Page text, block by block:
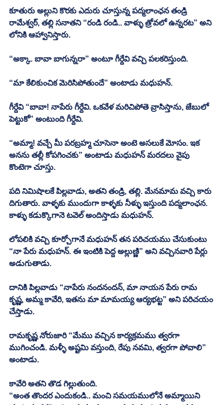
కూతురు అల్లుని కొరకు ఎదురు చూస్తున్న పద్మలాంఛన తండ్రి
రామేశ్వర్, తల్లి సనాతని “రండి రండి.. వాళ్ళు త్రోవలో ఉన్నరట” అని
లోనికి ఆహ్వానిస్తారు.
“అక్కా. బావా బాగున్నరా” అంటూ గీర్దేవి వచ్చి పలకరిస్తుంది.
“మా కేలికుంచిక మెరిసిపోతుందే” అంటాడు మధుహన్.
గీర్దేవి “బావా! నాపేరు గీర్దేవి. ఒకవేళ మరిచిపోతె వ్రాసిస్తాను, జేబులో
పెట్టుకో” అంటుంది గీర్దేవి.
“అమ్మా! వచ్చే మీ పరబ్రహ్మ చూసెనా అంటె అసలుకే మోసం. ఇక
అనను తల్లీ కోపగించకు” అంటాడు మధుహన్ మరదలు వైపు
కొంటెగా చూస్తు.
పది నిమిషాలకే పిల్లవాడు, అతని తండ్రి, తల్లి. మేనమామ వచ్చి కారు
దిగుతారు. వాళ్ళకు ముందుగా కాళ్ళకు నీళ్ళు ఇస్తుంది పద్మలాంఛన.
కాళ్ళు కడుక్కొగానె టవెల్ అందిస్తాడు మధుహన్.
లోపలికి వచ్చి కూర్చోగానే మధుహన్ తన పరిచయము చేసుకుంటు
“నా పేరు మధుహన్. ఈ ఇంటికి పెద్ద అల్లుణ్ణి” అని వచ్చినవారి పేర్లు
అడుగుతాడు.
దానికి పిల్లవాడు “నాపేరు నందనందన్, మా నాయన పేరు రామ
కృష్ణ, అమ్మ కావేరి, ఇతను మా మామయ్య ఆర్యభట్ట” అని పరిచయం
చేస్తాడు.
రామకృష్ణ నోరుజారి “మేము వచ్చిన కార్యక్రమము త్వరగా
ముగించండి. మళ్ళీ అష్టమి వస్తుంది, రేపు నవమి, త్వరగా పోవాలి”
అంటాడు.
కావేరి అతని తొడ గిల్లుతుంది.
“అంత తొందర ఎందుకండి.. మంచి సమయములోనే అమ్మాయిని